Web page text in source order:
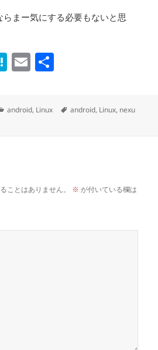
らまー気にする必要もないと思
H
n
E
カ
android, Linux
タ
android, Linux, nexu
ことはありません。 ※ が付いている欄は